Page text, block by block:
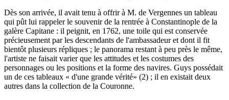
Dès son arrivée, il avait tenu à offrir à M. de Vergennes un tableau
qui pût lui rappeler le souvenir de la rentrée à Constantinople de la
galère Capitane : il peignit, en 1762, une toile qui est conservée
précieusement par les descendants de l'ambassadeur et dont il fit
bientôt plusieurs répliques ; le panorama restant à peu près le même,
l'artiste ne faisait varier que les attitudes et les costumes des
personnages ou les positions et la forme des navires. Guys possédait
un de ces tableaux « d'une grande vérité» (2) ; il en existait deux
autres dans la collection de la Couronne.